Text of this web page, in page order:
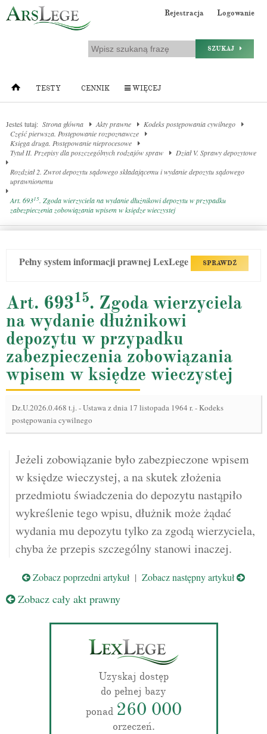
Rejestracja Logowanie
SZUKAJ
TESTY CENNIK WIĘCEJ
Jesteś tutaj: Strona główna Akty prawne
Kodeks postępowania cywilnego
Część pierwsza. Postępowanie rozpoznawcze
Księga druga. Postępowanie nieprocesowe
Tytuł II. Przepisy dla poszczególnych rodzajów spraw
Dział V. Sprawy depozytowe
Rozdział 2. Zwrot depozytu sądowego składającemu i wydanie depozytu sądowego
uprawnionemu
Art. 69315. Zgoda wierzyciela na wydanie dłużnikowi depozytu w przypadku
zabezpieczenia zobowiązania wpisem w księdze wieczystej
Pełny system informacji prawnej LexLege SPRAWDŹ
Art. 69315. Zgoda wierzyciela
na wydanie dłużnikowi
depozytu w przypadku
zabezpieczenia zobowiązania
wpisem w księdze wieczystej
Dz.U.2026.0.468 t.j.-Ustawa z dnia 17 listopada 1964 r. - Kodeks
postępowania cywilnego
Jeżeli zobowiązanie było zabezpieczone wpisem
w księdze wieczystej, a na skutek złożenia
przedmiotu świadczenia do depozytu nastąpiło
wykreślenie tego wpisu, dłużnik może żądać
wydania mu depozytu tylko za zgodą wierzyciela,
chyba że przepis szczególny stanowi inaczej.
Zobacz poprzedni artykuł | Zobacz następny artykuł
Zobacz cały akt prawny
Uzyskaj dostęp
do pełnej bazy
ponad 260 000
orzeczeń.